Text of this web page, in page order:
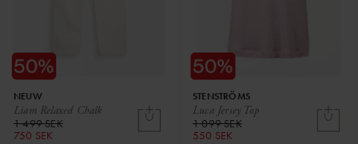
Liam Relaxed Chalk
NEUW
1 499 SEK
750 SEK
Luca Jersey Top
STENSTRÖMS
1 099 SEK
550 SEK